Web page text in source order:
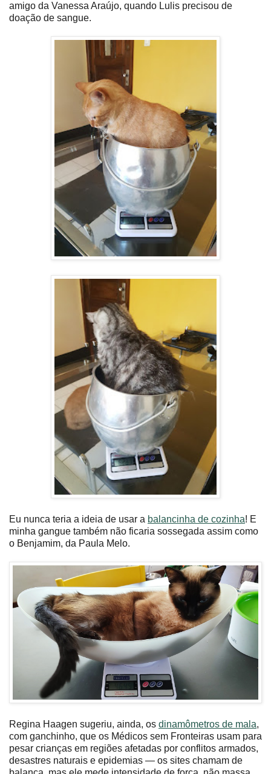
amigo da Vanessa Araújo, quando Lulis precisou de
doação de sangue.
Eu nunca teria a ideia de usar a balancinha de cozinha! E
minha gangue também não ficaria sossegada assim como
o Benjamim, da Paula Melo.
Regina Haagen sugeriu, ainda, os dinamômetros de mala,
com ganchinho, que os Médicos sem Fronteiras usam para
pesar crianças em regiões afetadas por conflitos armados,
desastres naturais e epidemias — os sites chamam de